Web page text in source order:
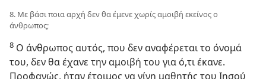
8. Με βάσι ποια αρχή δεν θα έμενε χωρίς αμοιβή εκείνος ο
άνθρωπος;
8 Ο άνθρωπος αυτός, που δεν αναφέρεται το όνομά
του, δεν θα έχανε την αμοιβή του για ό,τι έκανε.
Προφανώς, ήταν έτοιμος να γίνη μαθητής του Ιησού